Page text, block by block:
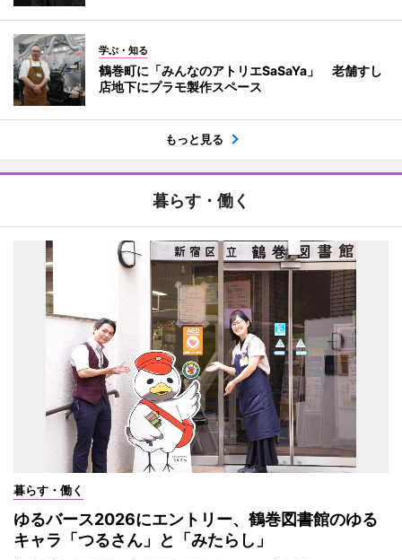
学ぶ・知る
鶴巻町に「みんなのアトリエSaSaYa」 老舗すし
店地下にプラモ製作スペース
もっと見る
暮らす・働く
暮らす・働く
ゆるバース2026にエントリー、鶴巻図書館のゆる
キャラ「つるさん」と「みたらし」